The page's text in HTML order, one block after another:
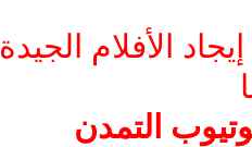
الأفلام الجيدة
التمدن